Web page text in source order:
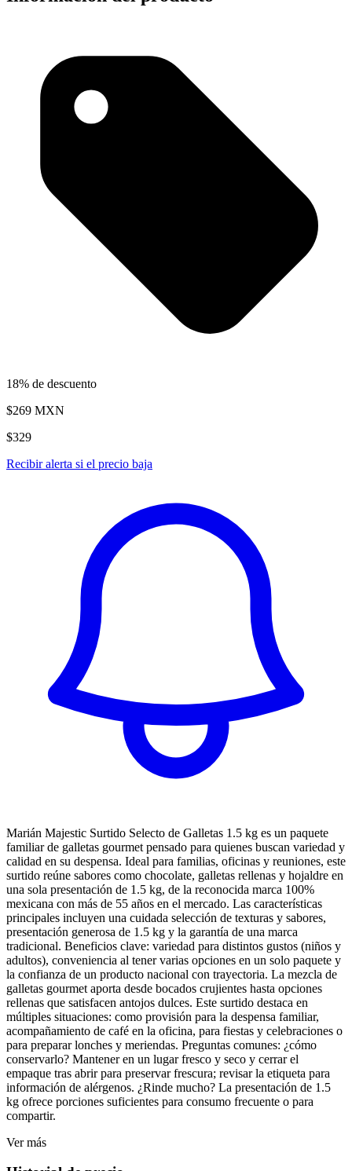
18% de descuento
$269 MXN
$329
Recibir alerta si el precio baja
Marián Majestic Surtido Selecto de Galletas 1.5 kg es un paquete
familiar de galletas gourmet pensado para quienes buscan variedad y
calidad en su despensa. Ideal para familias, oficinas y reuniones, este
surtido reúne sabores como chocolate, galletas rellenas y hojaldre en
una sola presentación de 1.5 kg, de la reconocida marca 100%
mexicana con más de 55 años en el mercado. Las características
principales incluyen una cuidada selección de texturas y sabores,
presentación generosa de 1.5 kg y la garantía de una marca
tradicional. Beneficios clave: variedad para distintos gustos (niños y
adultos), conveniencia al tener varias opciones en un solo paquete y
la confianza de un producto nacional con trayectoria. La mezcla de
galletas gourmet aporta desde bocados crujientes hasta opciones
rellenas que satisfacen antojos dulces. Este surtido destaca en
múltiples situaciones: como provisión para la despensa familiar,
acompañamiento de café en la oficina, para fiestas y celebraciones o
para preparar lonches y meriendas. Preguntas comunes: ¿cómo
conservarlo? Mantener en un lugar fresco y seco y cerrar el
empaque tras abrir para preservar frescura; revisar la etiqueta para
información de alérgenos. ¿Rinde mucho? La presentación de 1.5
kg ofrece porciones suficientes para consumo frecuente o para
compartir.
Ver más